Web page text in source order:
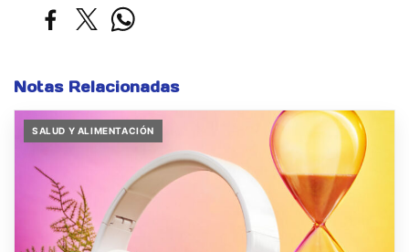
Notas Relacionadas
SALUD Y ALIMENTACIÓN